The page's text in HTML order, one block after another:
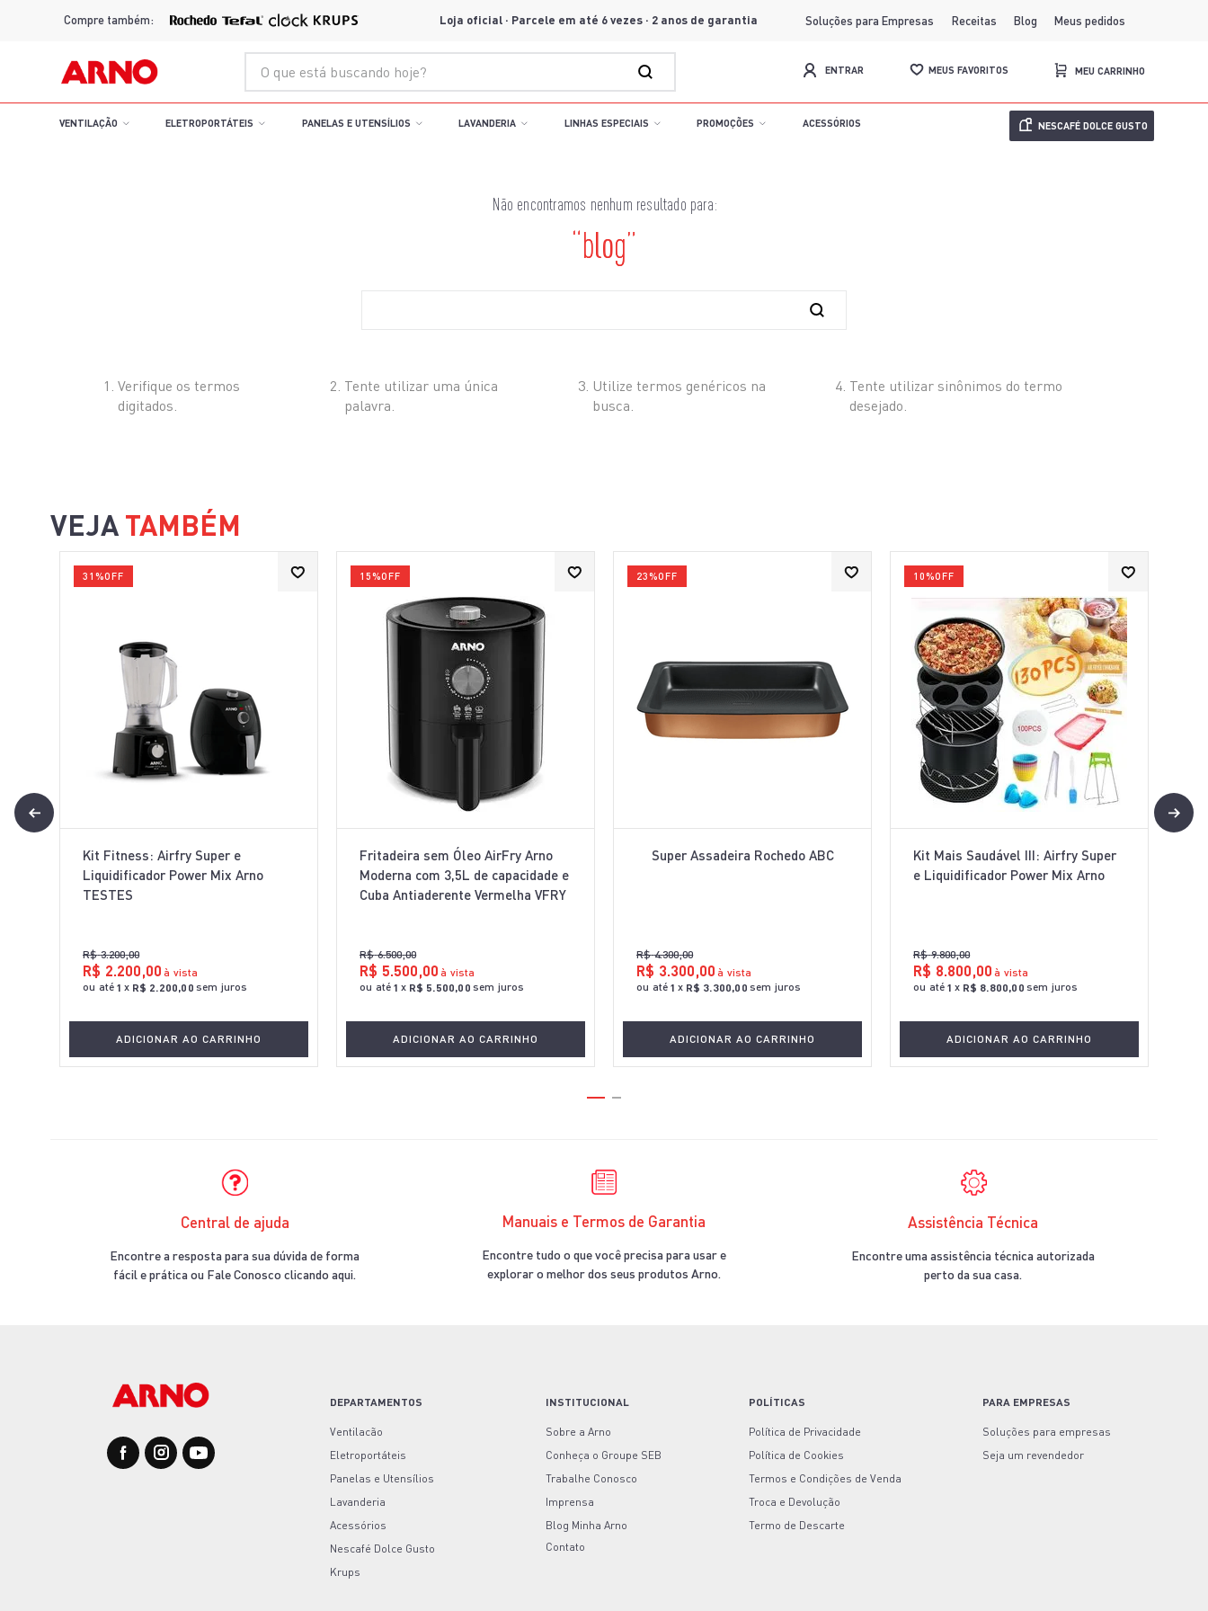
Compre também: Loja oficial · Parcele em até 6 vezes · 2 anos de garantia Soluções para Empresas Receitas Blog Meus pedidos
O que está buscando hoje?
ENTRAR MEUS FAVORITOS
VENTILAÇÃO ELETROPORTÁTEIS PANELAS E UTENSÍLIOS LAVANDERIA LINHAS ESPECIAIS PROMOÇÕES ACESSÓRIOS NESCAFÉ DOLCE GUSTO
blog
Verifique os termos
digitados.
Tente utilizar uma única
palavra.
Utilize termos genéricos na
busca.
Tente utilizar sinônimos do termo
desejado.
VEJA TAMBÉM
31%OFF
Kit Fitness: Airfry Super e
Liquidificador Power Mix Arno
TESTES
R$ 3.200,00
R$ 2.200,00 à vista
ou até 1 x R$ 2.200,00 sem juros
ADICIONAR AO CARRINHO
15%OFF
Fritadeira sem Óleo AirFry Arno
Moderna com 3,5L de capacidade e
Cuba Antiaderente Vermelha VFRY
R$ 6.500,00
R$ 5.500,00 à vista
ou até 1 x R$ 5.500,00 sem juros
ADICIONAR AO CARRINHO
23%OFF
Super Assadeira Rochedo ABC
R$ 4.300,00
R$ 3.300,00 à vista
ou até 1 x R$ 3.300,00 sem juros
ADICIONAR AO CARRINHO
10%OFF
Kit Mais Saudável III: Airfry Super
e Liquidificador Power Mix Arno
R$ 9.800,00
R$ 8.800,00 à vista
ou até 1 x R$ 8.800,00 sem juros
ADICIONAR AO CARRINHO
Central de ajuda
Encontre a resposta para sua dúvida de forma
fácil e prática ou Fale Conosco clicando aqui.
Manuais e Termos de Garantia
Encontre tudo o que você precisa para usar e
explorar o melhor dos seus produtos Arno.
Assistência Técnica
Encontre uma assistência técnica autorizada
perto da sua casa.
DEPARTAMENTOS
Ventilacão
Eletroportáteis
Panelas e Utensílios
Lavanderia
Acessórios
Nescafé Dolce Gusto
Krups
INSTITUCIONAL
Sobre a Arno
Conheça o Groupe SEB
Trabalhe Conosco
Imprensa
Blog Minha Arno
Contato
POLÍTICAS
Política de Privacidade
Política de Cookies
Termos e Condições de Venda
Troca e Devolução
Termo de Descarte
PARA EMPRESAS
Soluções para empresas
Seja um revendedor